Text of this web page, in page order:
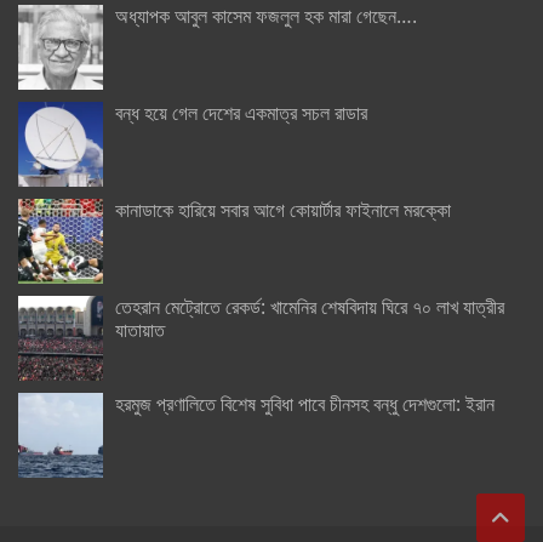
অধ্যাপক আবুল কাসেম ফজলুল হক মারা গেছেন….
বন্ধ হয়ে গেল দেশের একমাত্র সচল রাডার
কানাডাকে হারিয়ে সবার আগে কোয়ার্টার ফাইনালে মরক্কো
তেহরান মেট্রোতে রেকর্ড: খামেনির শেষবিদায় ঘিরে ৭০ লাখ যাত্রীর
যাতায়াত
হরমুজ প্রণালিতে বিশেষ সুবিধা পাবে চীনসহ বন্ধু দেশগুলো: ইরান